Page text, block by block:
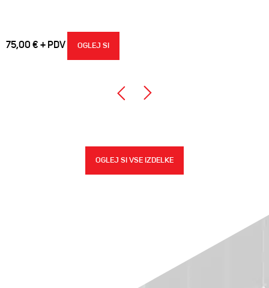
75,00 € OGLEJ SI
OGLEJ SI VSE IZDELKE